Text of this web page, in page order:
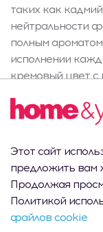
таких как
нейтральности
полным
исполнении
кремовый цвет с
навевает мысли
Округлая
подчеркивают
Frillina
стиле
Это также
столовую,
Этот сайт
предложить вам
Продолжая
Политикой
файлов cookie